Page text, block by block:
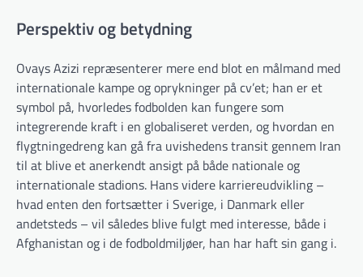
Perspektiv og betydning
Ovays Azizi repræsenterer mere end blot en målmand med
internationale kampe og oprykninger på cv’et; han er et
symbol på, hvorledes fodbolden kan fungere som
integrerende kraft i en globaliseret verden, og hvordan en
flygtningedreng kan gå fra uvishedens transit gennem Iran
til at blive et anerkendt ansigt på både nationale og
internationale stadions. Hans videre karriereudvikling –
hvad enten den fortsætter i Sverige, i Danmark eller
andetsteds – vil således blive fulgt med interesse, både i
Afghanistan og i de fodboldmiljøer, han har haft sin gang i.